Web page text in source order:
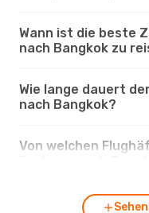
Wann ist die beste
nach Bangkok zu
Wie lange dauert
nach Bangkok?
Von welchen